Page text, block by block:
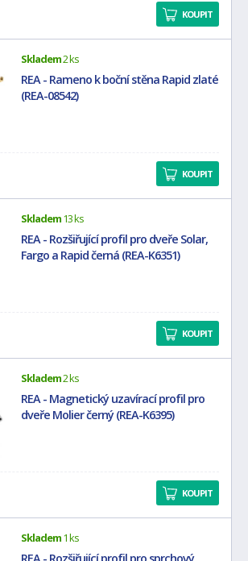
KOUPIT
Skladem2 ks
REA - Rameno k boční stěna Rapid zlaté
(REA-08542)
KOUPIT
Skladem13 ks
REA - Rozšiřující profil pro dveře Solar,
Fargo a Rapid černá (REA-K6351)
KOUPIT
Skladem2 ks
REA - Magnetický uzavírací profil pro
dveře Molier černý (REA-K6395)
KOUPIT
Skladem1 ks